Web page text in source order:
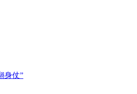
身仗”